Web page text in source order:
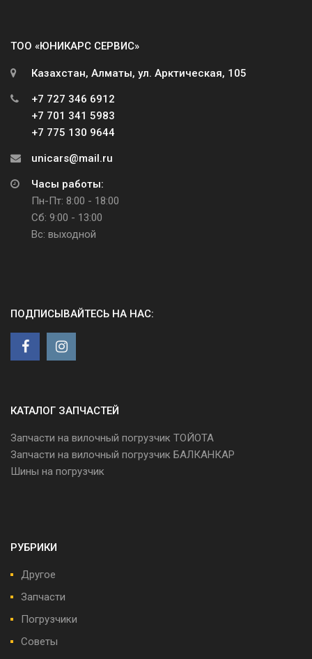
ТОО «ЮНИКАРС СЕРВИС»
Казахстан, Алматы, ул. Арктическая, 105
+7 727 346 6912
+7 701 341 5983
+7 775 130 9644
unicars@mail.ru
Часы работы:
Пн-Пт: 8:00 - 18:00
Сб: 9:00 - 13:00
Вс: выходной
ПОДПИСЫВАЙТЕСЬ НА НАС:
КАТАЛОГ ЗАПЧАСТЕЙ
Запчасти на вилочный погрузчик ТОЙОТА
Запчасти на вилочный погрузчик БАЛКАНКАР
Шины на погрузчик
РУБРИКИ
Другое
Запчасти
Погрузчики
Советы